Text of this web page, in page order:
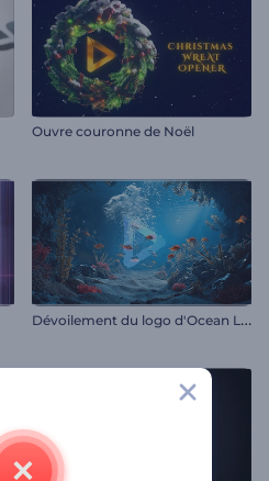
Ouvre couronne de Noël
D
évoilement du logo d'Ocean Life